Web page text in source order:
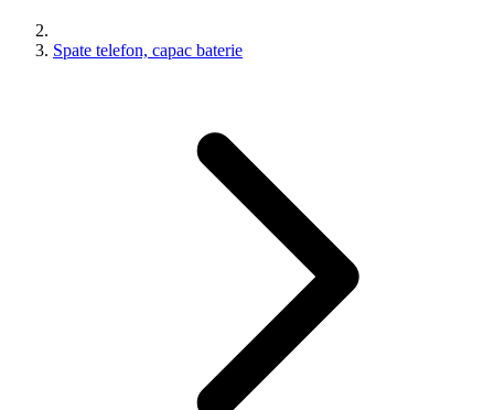
Spate telefon, capac baterie